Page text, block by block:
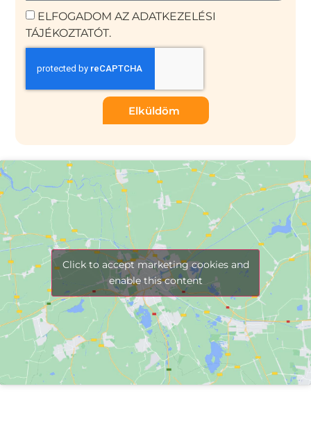
ELFOGADOM AZ ADATKEZELÉSI
TÁJÉKOZTATÓT.
Elküldöm
Click to accept marketing cookies and
enable this content